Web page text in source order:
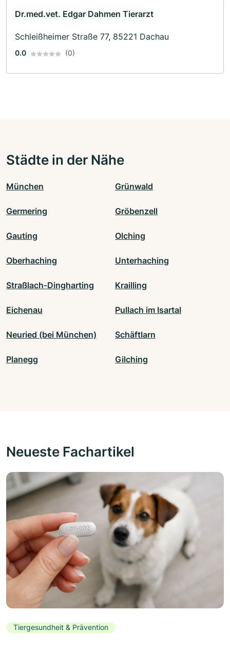
Dr.med.vet. Edgar Dahmen Tierarzt
Schleißheimer Straße 77, 85221 Dachau
0.0 (0)
Städte in der Nähe
München Grünwald
Germering Gröbenzell
Gauting Olching
Oberhaching Unterhaching
Straßlach-Dingharting Krailling
Eichenau Pullach im Isartal
Neuried (bei München) Schäftlarn
Planegg Gilching
Neueste Fachartikel
Tiergesundheit & Prävention